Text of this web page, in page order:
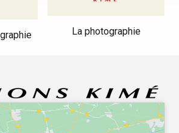
La photographie